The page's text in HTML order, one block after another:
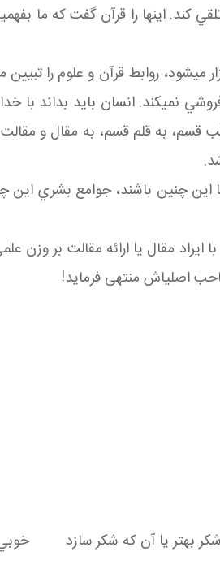
کند. اينها را قرآن گفت که ما
مي شود، روابط قرآن و علوم را
نمي کند. انسان بايد بداند
قسم، به قلم قسم، به مقال و
اين چنين باشند، جوامع بشري
مقال يا ارائه مقالت بر وزن
اصلي اش منتهی فرمايد!